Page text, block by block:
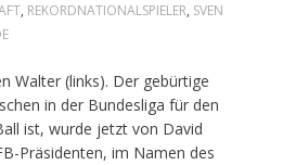
, REKORDNATIONALSPIELER, SVEN
Walter (links). Der gebürtige
in der Bundesliga für den
ist, wurde jetzt von David
Präsidenten, im Namen des